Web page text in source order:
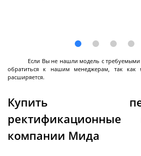
Волокнистые
Грануляторы
Если Вы не нашли модель с
обратиться к нашим менеджерам, так как
расширяется.
Купить
компании Мида